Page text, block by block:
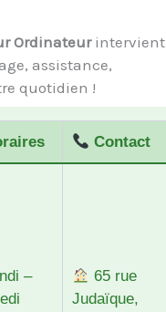
Ordinateurintervient
assistance,
quotidien !
Contact
–
65 rue
Judaïque,